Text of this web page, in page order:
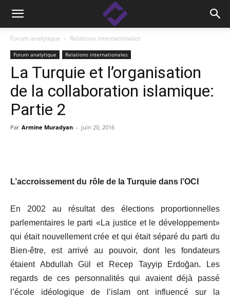
Forum analytique Relations internationales
Forum analytique Relations internationales
La Turquie et l’organisation
de la collaboration islamique:
Partie 2
Par Armine Muradyan - juin 20, 2016
L’accroissement du rôle de la Turquie dans l’OCI
En 2002 au résultat des élections proportionnelles
parlementaires le parti «La justice et le développement»
qui était nouvellement crée et qui était séparé du parti du
Bien-être, est arrivé au pouvoir, dont les fondateurs
étaient Abdullah Gül et Recep Tayyip Erdoğan.
Les
regards de ces personnalités qui avaient déjà passé
l’école idéologique de l’islam ont influencé sur la